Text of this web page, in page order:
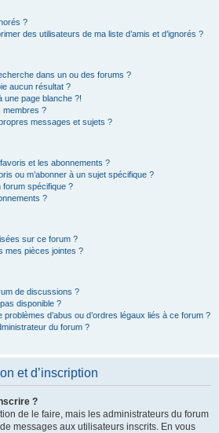
?
des utilisateurs de ma liste d’amis et d’ignorés ?
dans un ou des forums ?
aucun résultat ?
une page blanche ?!
membres ?
messages et sujets ?
et les abonnements ?
ou m’abonner à un sujet spécifique ?
forum spécifique ?
?
sur ce forum ?
mes pièces jointes ?
de discussions ?
disponible ?
d’abus ou d’ordres légaux liés à ce forum ?
du forum ?
et d’inscription
?
de le faire, mais les administrateurs du forum
messages aux utilisateurs inscrits. En vous